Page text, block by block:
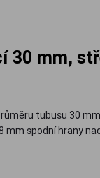
30 mm,
tubusu 30
mm spodní hrany